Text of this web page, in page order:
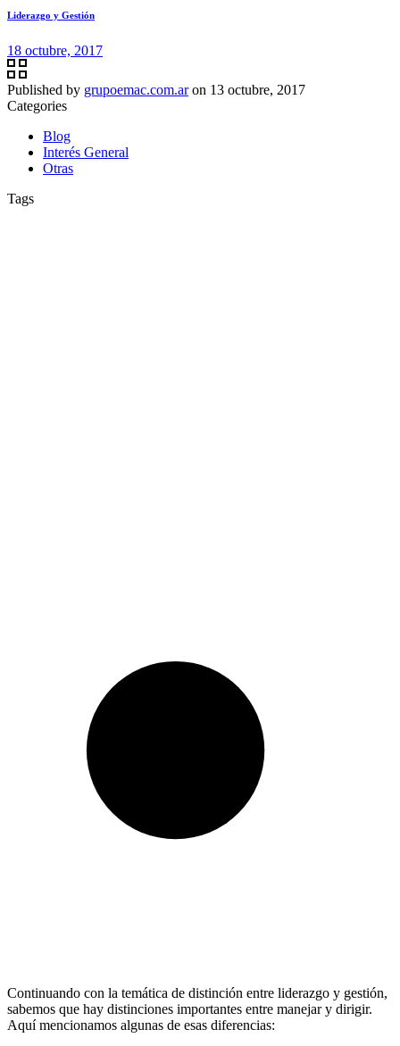
Liderazgo y Gestión
18 octubre, 2017
Published by grupoemac.com.ar on 13 octubre, 2017
Categories
Blog
Interés General
Otras
Tags
Continuando con la temática de distinción entre liderazgo y gestión,
sabemos que hay distinciones importantes entre manejar y dirigir.
Aquí mencionamos algunas de esas diferencias: